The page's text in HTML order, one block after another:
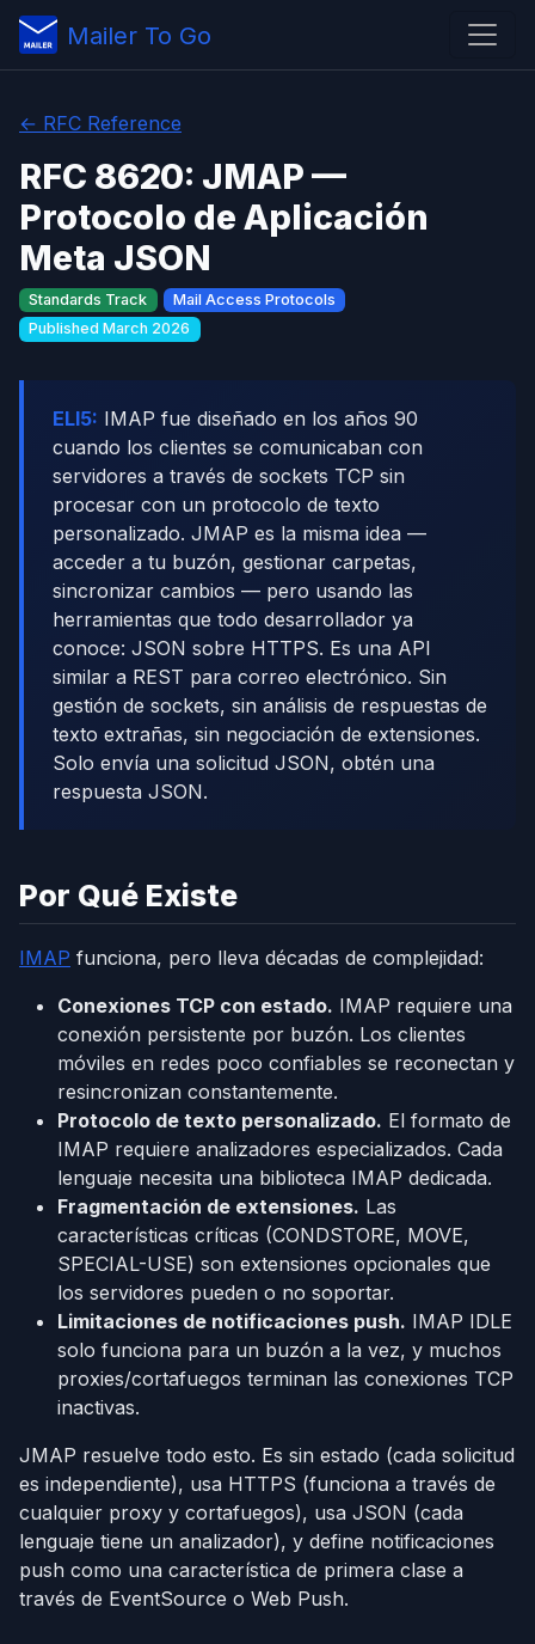
Mailer To Go
← RFC Reference
RFC 8620: JMAP —
Protocolo de Aplicación
Meta JSON
Standards Track
Mail Access Protocols
Published March 2026
ELI5: IMAP fue diseñado en los años 90
cuando los clientes se comunicaban con
servidores a través de sockets TCP sin
procesar con un protocolo de texto
personalizado. JMAP es la misma idea —
acceder a tu buzón, gestionar carpetas,
sincronizar cambios — pero usando las
herramientas que todo desarrollador ya
conoce: JSON sobre HTTPS. Es una API
similar a REST para correo electrónico. Sin
gestión de sockets, sin análisis de respuestas de
texto extrañas, sin negociación de extensiones.
Solo envía una solicitud JSON, obtén una
respuesta JSON.
Por Qué Existe
IMAP funciona, pero lleva décadas de complejidad:
Conexiones TCP con estado. IMAP requiere una
conexión persistente por buzón. Los clientes
móviles en redes poco confiables se reconectan y
resincronizan constantemente.
Protocolo de texto personalizado. El formato de
IMAP requiere analizadores especializados. Cada
lenguaje necesita una biblioteca IMAP dedicada.
Fragmentación de extensiones. Las
características críticas (CONDSTORE, MOVE,
SPECIAL-USE) son extensiones opcionales que
los servidores pueden o no soportar.
Limitaciones de notificaciones push. IMAP IDLE
solo funciona para un buzón a la vez, y muchos
proxies/cortafuegos terminan las conexiones TCP
inactivas.
JMAP resuelve todo esto. Es sin estado (cada solicitud
es independiente), usa HTTPS (funciona a través de
cualquier proxy y cortafuegos), usa JSON (cada
lenguaje tiene un analizador), y define notificaciones
push como una característica de primera clase a
través de EventSource o Web Push.